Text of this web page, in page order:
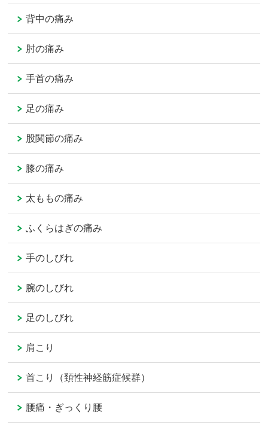
背中の痛み
肘の痛み
手首の痛み
足の痛み
股関節の痛み
膝の痛み
太ももの痛み
ふくらはぎの痛み
手のしびれ
腕のしびれ
足のしびれ
肩こり
首こり（頚性神経筋症候群）
腰痛・ぎっくり腰